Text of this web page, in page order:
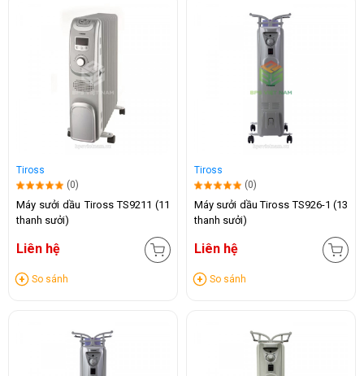
Tiross
(0)
Máy sưởi dầu Tiross TS9211 (11
thanh sưởi)
Liên hệ
So sánh
Tiross
(0)
Máy sưởi dầu Tiross TS926-1 (13
thanh sưởi)
Liên hệ
So sánh